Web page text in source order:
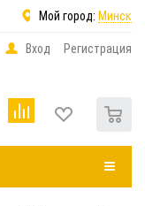
Мой город: Минск
Вход Регистрация